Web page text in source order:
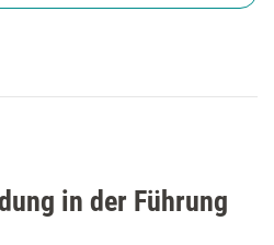
in der Führung